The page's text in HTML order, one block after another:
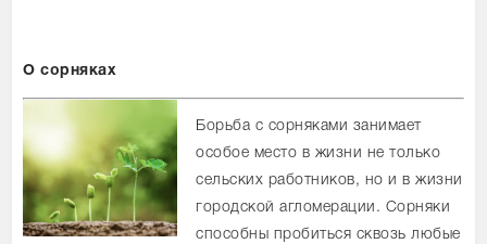
О сорняках
Борьба с сорняками занимает
особое место в жизни не только
сельских работников, но и в жизни
городской агломерации. Сорняки
способны пробиться сквозь любые